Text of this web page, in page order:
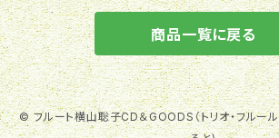
商品一覧に戻る
© フルート横山聡子CD＆GOODS（トリオ・フルール